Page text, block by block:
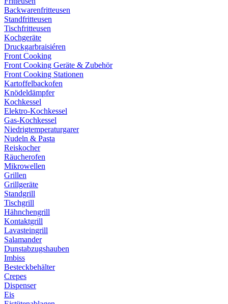
Backwarenfritteusen
Standfritteusen
Tischfritteusen
Kochgeräte
Druckgarbraisiéren
Front Cooking
Front Cooking Geräte & Zubehör
Front Cooking Stationen
Kartoffelbackofen
Knödeldämpfer
Kochkessel
Elektro-Kochkessel
Gas-Kochkessel
Niedrigtemperaturgarer
Nudeln & Pasta
Reiskocher
Räucherofen
Mikrowellen
Grillen
Grillgeräte
Standgrill
Tischgrill
Hähnchengrill
Kontaktgrill
Lavasteingrill
Salamander
Dunstabzugshauben
Imbiss
Besteckbehälter
Crepes
Dispenser
Eis